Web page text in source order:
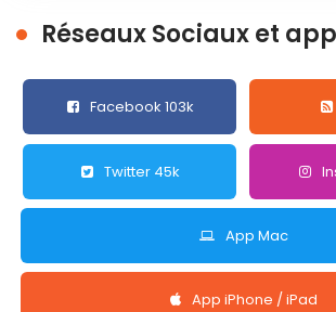
Réseaux Sociaux et
Facebook 103k
Twitter 45k
App Mac
App iPhone / iPad